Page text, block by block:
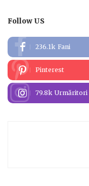
Follow US
236.1k Fani
Pinterest
79.8k Urmăritori